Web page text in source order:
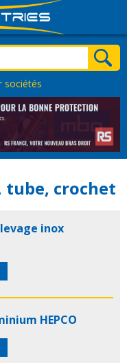
sociétés
tube, crochet
inox
HEPCO